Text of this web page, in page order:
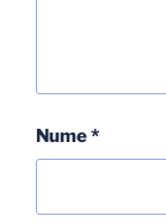
Nume*